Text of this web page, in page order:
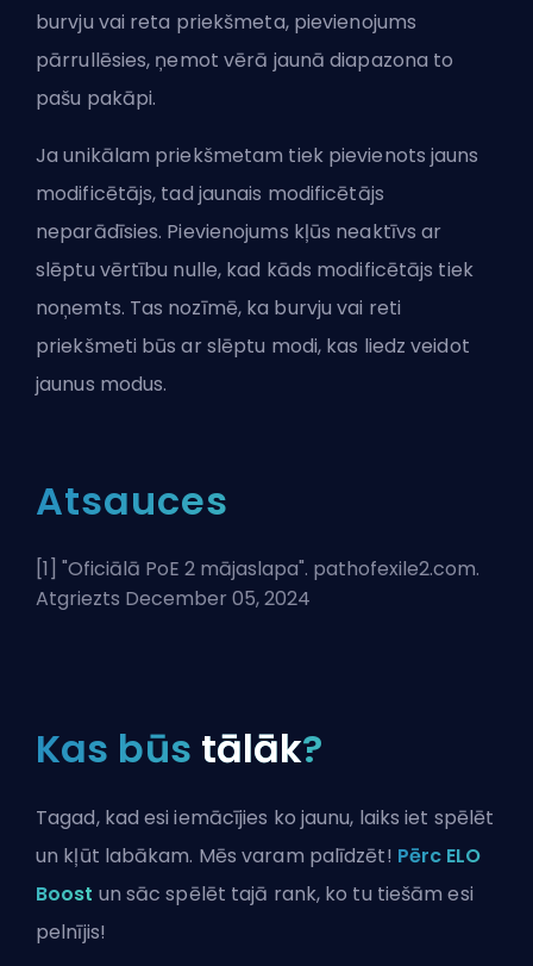
burvju vai reta priekšmeta, pievienojums
pārrullēsies, ņemot vērā jaunā diapazona to
pašu pakāpi.
Ja unikālam priekšmetam tiek pievienots jauns
modificētājs, tad jaunais modificētājs
neparādīsies. Pievienojums kļūs neaktīvs ar
slēptu vērtību nulle, kad kāds modificētājs tiek
noņemts. Tas nozīmē, ka burvju vai reti
priekšmeti būs ar slēptu modi, kas liedz veidot
jaunus modus.
Atsauces
[1] "Oficiālā PoE 2 mājaslapa". pathofexile2.com.
Atgriezts December 05, 2024
Kas būs tālāk?
Tagad, kad esi iemācījies ko jaunu, laiks iet spēlēt
un kļūt labākam. Mēs varam palīdzēt! Pērc ELO
Boost un sāc spēlēt tajā rank, ko tu tiešām esi
pelnījis!